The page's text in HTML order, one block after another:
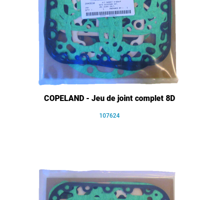
COPELAND - Jeu de joint complet 8D
107624